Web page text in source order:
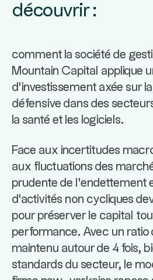
découvrir :
comment la société de
Mountain Capital applique
d'investissement axée sur
défensive dans des
la santé et les logiciels.
Face aux incertitudes
aux fluctuations des
prudente de l'endettement
d'activités non cycliques
pour préserver le capital
performance. Avec un ratio
maintenu autour de 4 fois,
standards du secteur, le